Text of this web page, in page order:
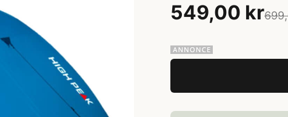
549,00 kr